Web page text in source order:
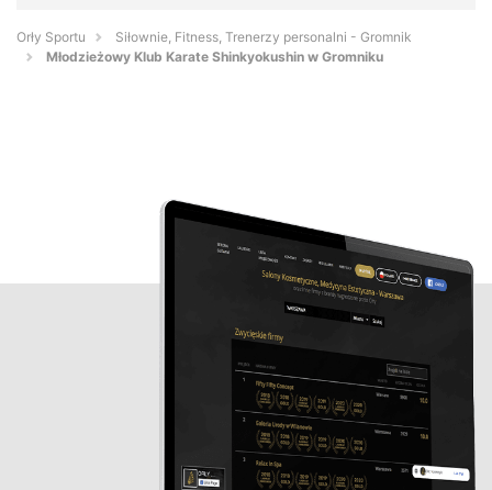
Orły Sportu
Siłownie, Fitness, Trenerzy personalni - Gromnik
Młodzieżowy Klub Karate Shinkyokushin w Gromniku